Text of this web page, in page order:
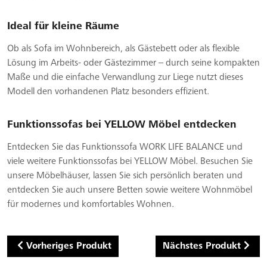
Ideal für kleine Räume
Ob als Sofa im Wohnbereich, als Gästebett oder als flexible
Lösung im Arbeits- oder Gästezimmer – durch seine kompakten
Maße und die einfache Verwandlung zur Liege nutzt dieses
Modell den vorhandenen Platz besonders effizient.
Funktionssofas bei YELLOW Möbel entdecken
Entdecken Sie das Funktionssofa WORK LIFE BALANCE und
viele weitere Funktionssofas bei YELLOW Möbel. Besuchen Sie
unsere Möbelhäuser, lassen Sie sich persönlich beraten und
entdecken Sie auch unsere Betten sowie weitere Wohnmöbel
für modernes und komfortables Wohnen.
Vorheriges Produkt Nächstes Produkt